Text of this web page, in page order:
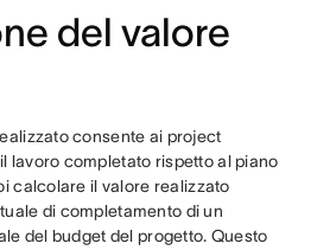
del valore
consente ai project
lavoro completato rispetto al piano
calcolare il valore realizzato
di completamento di un
del budget del progetto. Questo